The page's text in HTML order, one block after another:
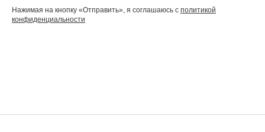
Нажимая на кнопку «Отправить», я соглашаюсь с политикой
конфиденциальности